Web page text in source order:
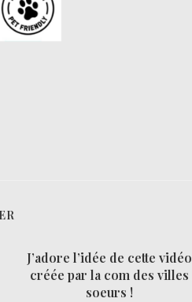
J’adore l’idée de cette vidéo
créée par la com des villes
soeurs !